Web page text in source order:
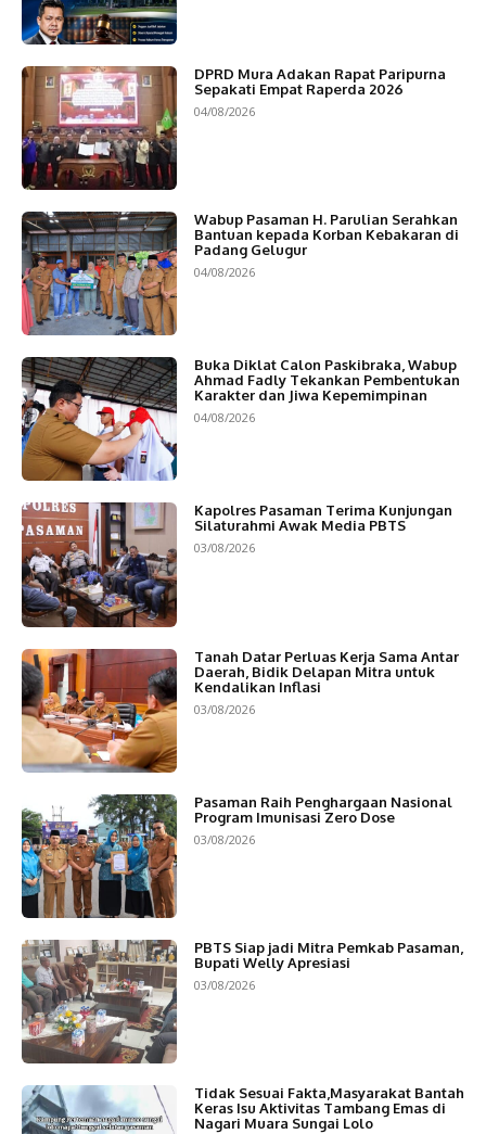
DPRD Mura Adakan Rapat Paripurna
Sepakati Empat Raperda 2026
04/08/2026
Wabup Pasaman H. Parulian Serahkan
Bantuan kepada Korban Kebakaran di
Padang Gelugur
04/08/2026
Buka Diklat Calon Paskibraka, Wabup
Ahmad Fadly Tekankan Pembentukan
Karakter dan Jiwa Kepemimpinan
04/08/2026
Kapolres Pasaman Terima Kunjungan
Silaturahmi Awak Media PBTS
03/08/2026
Tanah Datar Perluas Kerja Sama Antar
Daerah, Bidik Delapan Mitra untuk
Kendalikan Inflasi
03/08/2026
Pasaman Raih Penghargaan Nasional
Program Imunisasi Zero Dose
03/08/2026
PBTS Siap jadi Mitra Pemkab Pasaman,
Bupati Welly Apresiasi
03/08/2026
Tidak Sesuai Fakta,Masyarakat Bantah
Keras Isu Aktivitas Tambang Emas di
Nagari Muara Sungai Lolo